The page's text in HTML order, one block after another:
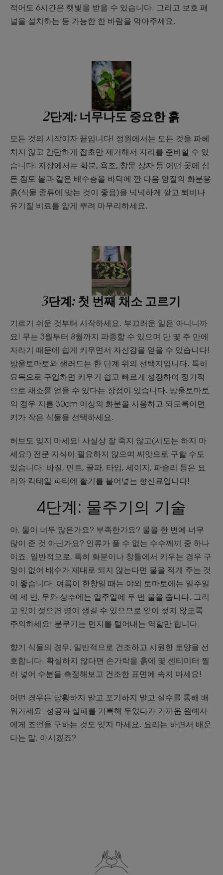
적어도 6시간은 햇빛을 받을 수 있습니다. 그리고 보호 패
널을 설치하는 등 가능한 한 바람을 막아주세요.
2단계: 너무나도 중요한 흙
모든 것의 시작이자 끝입니다! 정원에서는 모든 것을 파헤
치지 않고 간단하게 잡초만 제거해서 자리를 준비할 수 있
습니다. 지상에서는 화분, 욕조, 창문 상자 등 어떤 곳에 심
든 점토 볼과 같은 배수층을 바닥에 깐 다음 양질의 화분용
흙(식물 종류에 맞는 것이 좋음)을 넉넉하게 깔고 퇴비나
유기질 비료를 얇게 뿌려 마무리하세요.
3단계: 첫 번째 채소 고르기
기르기 쉬운 것부터 시작하세요. 부끄러운 일은 아니니까
요! 무는 3월부터 8월까지 파종할 수 있으며 단 몇 주 만에
자라기 때문에 쉽게 키우면서 자신감을 얻을 수 있습니다!
방울토마토와 샐러드는 한 단계 위의 선택지입니다. 특히
묘목으로 구입하면 키우기 쉽고 빠르게 성장하여 정기적
으로 채소를 얻을 수 있다는 장점이 있습니다. 방울토마토
의 경우 지름 30cm 이상의 화분을 사용하고 되도록이면
키가 작은 식물을 선택하세요.
허브도 잊지 마세요! 사실상 잘 죽지 않고(시도는 하지 마
세요!) 전문 지식이 필요하지 않으며 씨앗으로 구할 수도
있습니다. 바질, 민트, 골파, 타임, 세이지, 파슬리 등은 요
리와 칵테일 파티에 활기를 불어넣는 향신료입니다!
4단계: 물주기의 기술
아, 물이 너무 많은가요? 부족한가요? 물을 한 번에 너무
많이 준 것 아닌가요? 인류가 풀 수 없는 수수께끼 중 하나
이죠. 일반적으로, 특히 화분이나 창틀에서 키우는 경우 구
멍이 없어 배수가 제대로 되지 않는다면 물을 적게 주는 것
이 좋습니다. 여름이 한창일 때는 야외 토마토에는 일주일
에 세 번, 무와 상추에는 일주일에 두 번 물을 줍니다. 그리
고 잎이 젖으면 병이 생길 수 있으므로 잎이 젖지 않도록
주의하세요! 분무기는 먼지를 털어내는 역할만 합니다.
향기 식물의 경우, 일반적으로 건조하고 시원한 토양을 선
호합니다. 확실하지 않다면 손가락을 흙에 몇 센티미터 찔
러 넣어 수분을 측정해보고 건조한 표면에 속지 마세요!
어떤 경우든 당황하지 말고 포기하지 말고 실수를 통해 배
워가세요. 성공과 실패를 기록해 두었다가 가까운 원예사
에게 조언을 구하는 것도 잊지 마세요. 요리는 하면서 배운
다는 말, 아시겠죠?